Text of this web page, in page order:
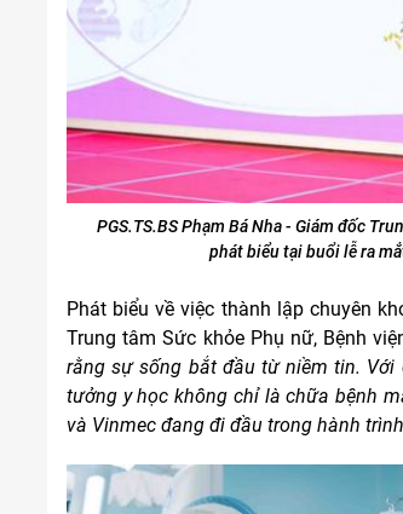
PGS.TS.BSPhạm Bá Nha - Giám đốc
phát biểu tại buổi lễ ra
Phát biểu về việc thành lập chuyên
Trung tâm Sức khỏe Phụ nữ, Bệnh
rằng sự sống bắt đầu từ niềm tin. Với
tưởng y học không chỉ là chữa bệnh
và Vinmec đang đi đầu trong hành trình